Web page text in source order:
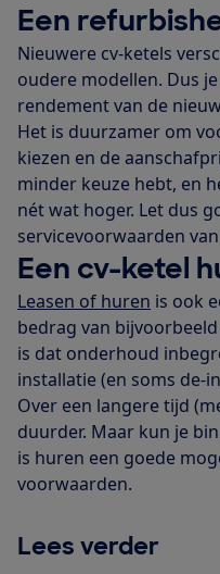
Een
Nieuwere cv-ketels
oudere modellen. Dus
rendement van de
Het is duurzamer om
kiezen en de
minder keuze hebt, en
nét wat hoger. Let dus
servicevoorwaarden
Een cv-ketel
Leasen of huren is ook
bedrag van
is dat onderhoud
installatie (en soms de-
Over een langere tijd
duurder. Maar kun je
is huren een goede
voorwaarden.
Lees verder